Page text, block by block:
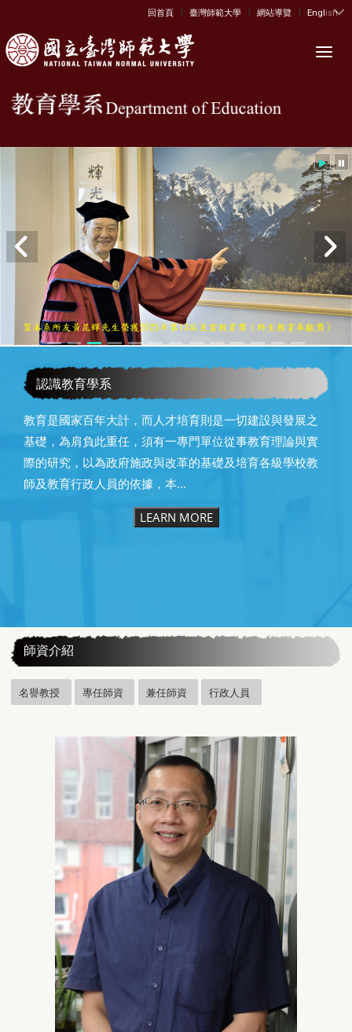
:::
回首頁 | 臺灣師範大學 | 網站導覽 | English
認識教育學系
教育是國家百年大計，而人才培育則是一切建設與發展之
基礎，為肩負此重任，須有一專門單位從事教育理論與實
際的研究，以為政府施政與改革的基礎及培育各級學校教
師及教育行政人員的依據，本...
LEARN MORE
師資介紹
名譽教授 專任師資 兼任師資 行政人員